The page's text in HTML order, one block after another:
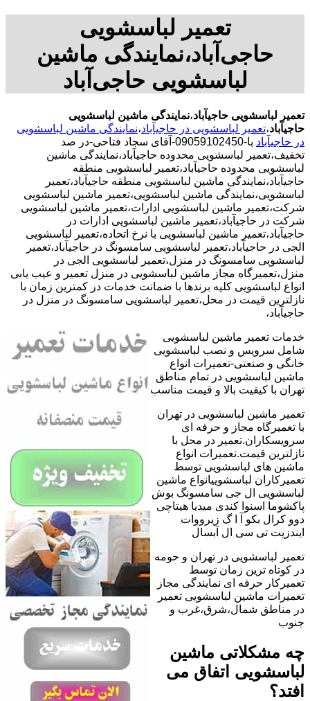
تعمیر لباسشویی
حاجی‌آباد،نمایندگی ماشین
لباسشویی حاجی‌آباد
تعمیر لباسشویی حاجیآباد،نمایندگی ماشین لباسشویی
حاجیآباد،تعمیر لباسشویی در حاجیآباد،نمایندگی ماشین لباسشویی
در حاجیآباد
با-09059102450-آقای سجاد فتاحی-در صد
تخفیف،تعمیر لباسشویی محدوده حاجیآباد،نمایندگی ماشین
لباسشویی محدوده حاجیآباد،تعمیر لباسشویی منطقه
حاجیآباد،نمایندگی ماشین لباسشویی منطقه حاجیآباد،تعمیر
لباسشویی،نمایندگی ماشین لباسشویی،تعمیر ماشین لباسشویی
شرکت،تعمیر ماشین لباسشویی ادارات،تعمیر ماشین لباسشویی
شرکت در حاجیآباد،تعمیر ماشین لباسشویی ادارات در
حاجیآباد،تعمیر ماشین لباسشویی با نرخ اتحاده،تعمیر لباسشویی
الجی در حاجیآباد،تعمیر لباسشویی سامسونگ در حاجیآباد،تعمیر
لباسشویی سامسونگ در منزل،تعمیر لباسشویی الجی در
منزل،تعمیرگاه مجاز ماشین لباسشویی در منزل تعمیر و عیب یابی
انواع لباسشویی کلیه برندها با ضمانت خدمات در کمترین زمان با
نازلترین قیمت در محل،تعمیر لباسشویی سامسونگ در منزل در
حاجیآباد،
خدمات تعمیر ماشین لباسشویی
شامل سرویس و نصب لباسشویی
خانگی و صنعتی-تعمیرات انواع
ماشین لباسشویی در تمام مناطق
تهران با کیفیت بالا و قیمت مناسب
تعمیر ماشین لباسشویی در تهران
با تعمیرگاه مجاز و حرفه ای
سرویسکاران.تعمیر در محل با
نازلترین قیمت.تعمیرات انواع
ماشین های لباسشویی توسط
تعمیرکاران لباسشوییانواع ماشین
لباسشویی ال جی سامسونگ بوش
پاکشوما اسنوا کندی میدیا هیتاچی
دوو کرال بکو آ ا گ زیرووات
ایندزیت تی سی ال آبسال
تعمیر لباسشویی در تهران و حومه
در کوتاه ترین زمان توسط
تعمیرکار حرفه ای نمایندگی مجاز
تعمیرات ماشین لباسشویی تعمیر
در مناطق شمال،شرق،غرب و
جنوب
چه مشکلاتی ماشین
لباسشویی اتفاق می
افتد؟